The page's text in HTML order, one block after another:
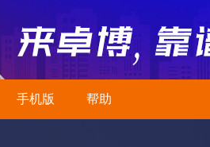
手机版 帮助